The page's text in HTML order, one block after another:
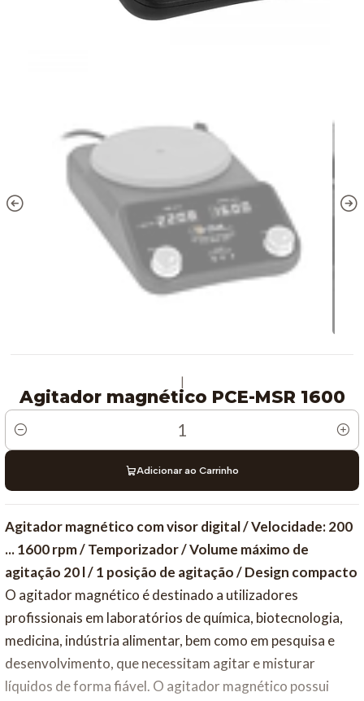
|
Agitador magnético PCE-MSR 1600
Quantidade
Adicionar ao Carrinho
Agitador magnético com visor digital / Velocidade: 200
... 1600 rpm / Temporizador / Volume máximo de
agitação 20 l / 1 posição de agitação / Design compacto
O agitador magnético é destinado a utilizadores
profissionais em laboratórios de química, biotecnologia,
medicina, indústria alimentar, bem como em pesquisa e
desenvolvimento, que necessitam agitar e misturar
líquidos de forma fiável. O agitador magnético possui